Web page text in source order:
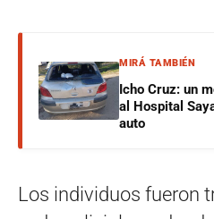
MIRÁ TAMBIÉN
Icho Cruz: un
al Hospital
auto
Los individuos fueron